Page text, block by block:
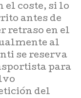
el coste, si lo
antes de
retraso en el
al
se reserva
para
del